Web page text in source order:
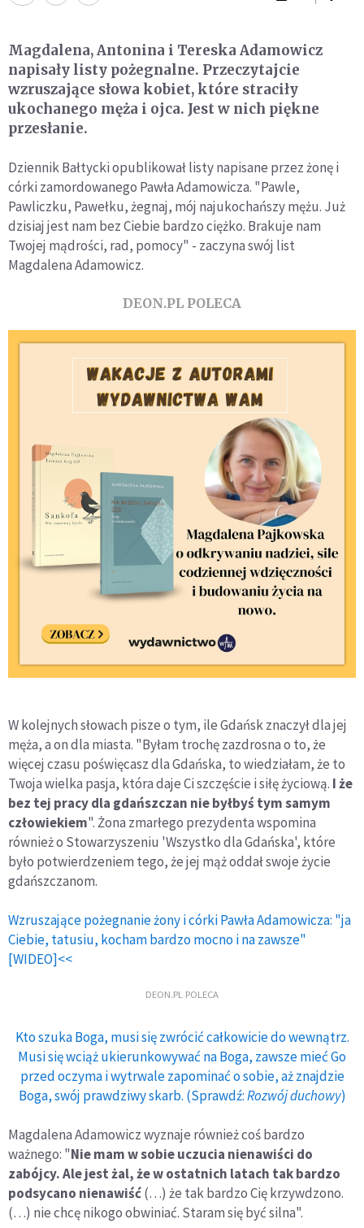
Magdalena, Antonina i Tereska Adamowicz
napisały listy pożegnalne. Przeczytajcie
wzruszające słowa kobiet, które straciły
ukochanego męża i ojca. Jest w nich piękne
przesłanie.
Dziennik Bałtycki opublikował listy napisane przez żonę i
córki zamordowanego Pawła Adamowicza. "Pawle,
Pawliczku, Pawełku, żegnaj, mój najukochańszy mężu. Już
dzisiaj jest nam bez Ciebie bardzo ciężko. Brakuje nam
Twojej mądrości, rad, pomocy" - zaczyna swój list
Magdalena Adamowicz.
DEON.PL POLECA
W kolejnych słowach pisze o tym, ile Gdańsk znaczył dla jej
męża, a on dla miasta. "Byłam trochę zazdrosna o to, że
więcej czasu poświęcasz dla Gdańska, to wiedziałam, że to
Twoja wielka pasja, która daje Ci szczęście i siłę życiową. I że
bez tej pracy dla gdańszczan nie byłbyś tym samym
człowiekiem". Żona zmarłego prezydenta wspomina
również o Stowarzyszeniu 'Wszystko dla Gdańska', które
było potwierdzeniem tego, że jej mąż oddał swoje życie
gdańszczanom.
Wzruszające pożegnanie żony i córki Pawła Adamowicza: "ja
Ciebie, tatusiu, kocham bardzo mocno i na zawsze"
[WIDEO]<<
DEON.PL POLECA
Kto szuka Boga, musi się zwrócić całkowicie do wewnątrz.
Musi się wciąż ukierunkowywać na Boga, zawsze mieć Go
przed oczyma i wytrwale zapominać o sobie, aż znajdzie
Boga, swój prawdziwy skarb. (Sprawdź:Rozwój duchowy)
Magdalena Adamowicz wyznaje również coś bardzo
ważnego: "Nie mam w sobie uczucia nienawiści do
zabójcy. Ale jest żal, że w ostatnich latach tak bardzo
podsycano nienawiść(…) że tak bardzo Cię krzywdzono.
(…) nie chcę nikogo obwiniać. Staram się być silna".